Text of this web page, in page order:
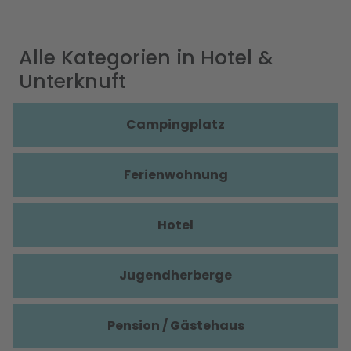
Alle Kategorien in Hotel &
Unterknuft
Campingplatz
Ferienwohnung
Hotel
Jugendherberge
Pension / Gästehaus